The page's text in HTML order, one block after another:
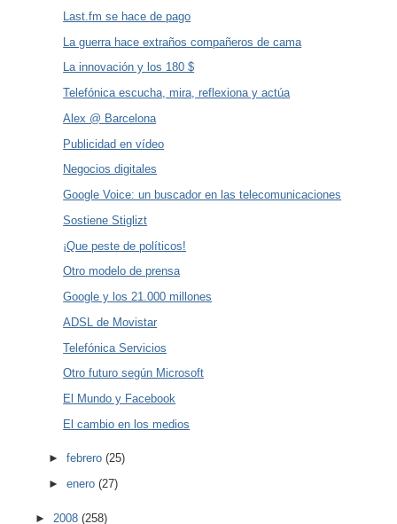
Last.fm se hace de pago
La guerra hace extraños compañeros de cama
La innovación y los 180 $
Telefónica escucha, mira, reflexiona y actúa
Alex @ Barcelona
Publicidad en vídeo
Negocios digitales
Google Voice: un buscador en las telecomunicaciones
Sostiene Stiglizt
¡Que peste de políticos!
Otro modelo de prensa
Google y los 21.000 millones
ADSL de Movistar
Telefónica Servicios
Otro futuro según Microsoft
El Mundo y Facebook
El cambio en los medios
►febrero(25)
►enero(27)
► 2008 (258)